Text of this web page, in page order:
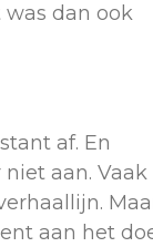
dan ook
af. En
aan. Vaak
aan het